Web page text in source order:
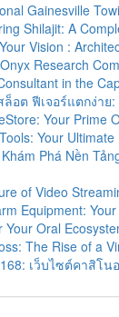
Gainesville
Shilajit: A
Vision :
Research
in the
ล็อต ฟีเจอร์แตกง่าย
Your Prime
Your
Phá Nền
of Video
Equipment:
Your Oral
The Rise of a
เว็บไซต์คาสิโ